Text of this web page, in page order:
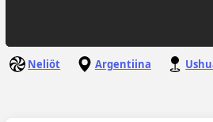
Neliöt Argentiina